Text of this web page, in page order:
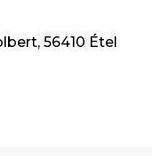
56410 Étel